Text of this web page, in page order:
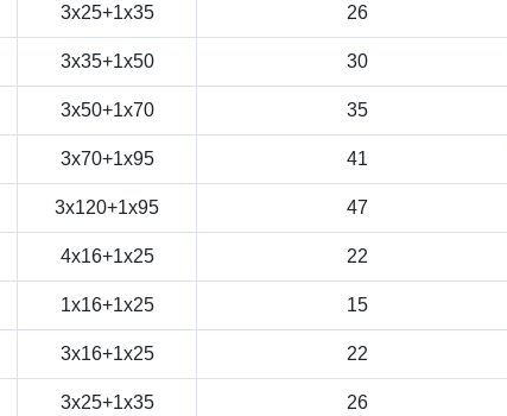
3x25+1x35 26
3x35+1x50 30
3x50+1x70 35
3x70+1x95 41
3x120+1x95 47
4x16+1x25 22
1x16+1x25 15
3x16+1x25 22
3x25+1x35 26